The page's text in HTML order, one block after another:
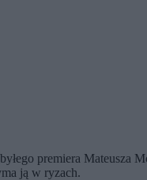
premiera Mateusza
ją w ryzach.